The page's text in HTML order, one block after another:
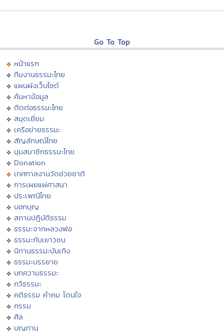
Go To Top
หน้าแรก
ทีมงานธรรมะไทย
แผนผังเว็บไซต์
ค้นหาข้อมูล
ติดต่อธรรมะไทย
สมุดเยี่ยม
เครือข่ายธรรมะ
สัญลักษณ์ไทย
มุมสมาชิกธรรมะไทย
Donation
เทศกาลงานวัดช่วยชาติ
การเผยแผ่ศาสนา
ประเพณีไทย
บอกบุญ
สถานปฏิบัติธรรม
ธรรมะจากหลวงพ่อ
ธรรมะกับเยาวชน
นิทานธรรมะบันเทิง
ธรรมะบรรยาย
บทความธรรมะ
กวีธรรมะ
คติธรรม คำคม โดนใจ
กรรม
ศีล
บุญทาน